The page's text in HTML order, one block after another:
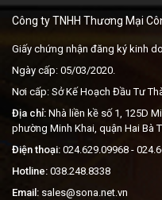
Công ty TNHH Thương Mại
Giấy chứng nhận đăng ký kinh
Ngày cấp: 05/03/2020.
Nơi cấp: Sở Kế Hoạch Đầu Tư
Địa chỉ: Nhà liền kề số 1, 125D
phường Minh Khai, quận Hai Bà
Điện thoại: 024.629.09968 -
Hotline: 038.248.8338
Email: sales@sona.net.vn